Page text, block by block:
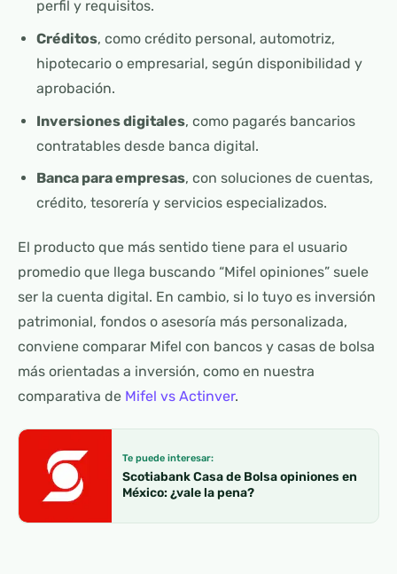
perfil y requisitos.
Créditos, como crédito personal, automotriz,
hipotecario o empresarial, según disponibilidad y
aprobación.
Inversiones digitales, como pagarés bancarios
contratables desde banca digital.
Banca para empresas, con soluciones de cuentas,
crédito, tesorería y servicios especializados.
El producto que más sentido tiene para el usuario
promedio que llega buscando “Mifel opiniones” suele
ser la cuenta digital. En cambio, si lo tuyo es inversión
patrimonial, fondos o asesoría más personalizada,
conviene comparar Mifel con bancos y casas de bolsa
más orientadas a inversión, como en nuestra
comparativa de Mifel vs Actinver.
Te puede interesar:
Scotiabank Casa de Bolsa opiniones en
México: ¿vale la pena?